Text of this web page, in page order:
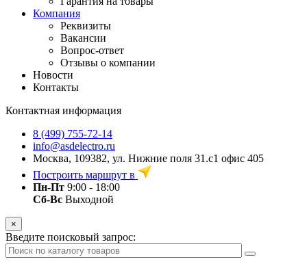
Компания
Реквизиты
Вакансии
Вопрос-ответ
Отзывы о компании
Новости
Контакты
Контактная информация
8 (499) 755-72-14
info@asdelectro.ru
Москва, 109382, ул. Нижние поля 31.с1 офис 405
Построить маршрут в
Пн-Пт 9:00 - 18:00
Сб-Вс Выходной
×
Введите поисковый запрос: